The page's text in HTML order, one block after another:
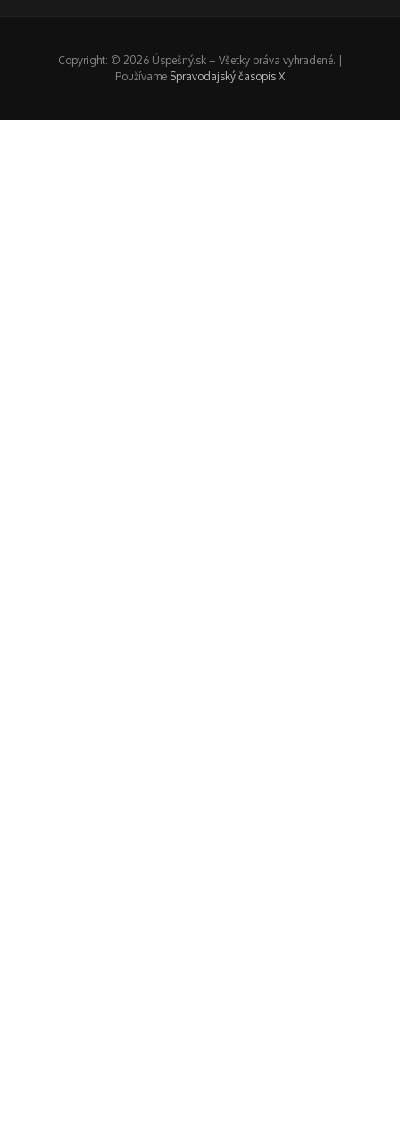
Copyright: © 2026 Úspešný.sk – Všetky práva vyhradené. |
Používame Spravodajský časopis X